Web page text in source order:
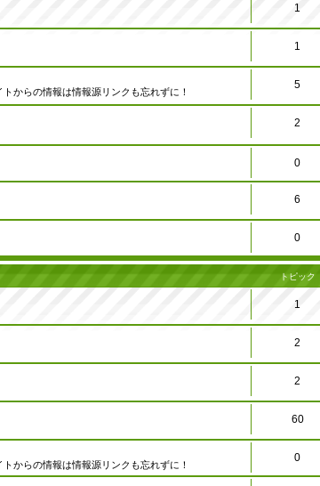
1
1
からの情報は情報源リンクも忘れずに！
5
2
0
6
0
トピック
1
2
2
60
からの情報は情報源リンクも忘れずに！
0